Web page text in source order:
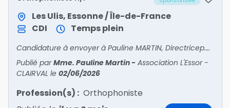
Les Ulis, Essonne / Île-de-France
CDI
Temps plein
Candidature à envoyer à Pauline MARTIN, Directricep.martin@lessor.asso.fr
Publié parMme. Pauline Martin- Association L'Essor -
CLAIRVAL le 02/06/2026
Profession(s) : Orthophoniste